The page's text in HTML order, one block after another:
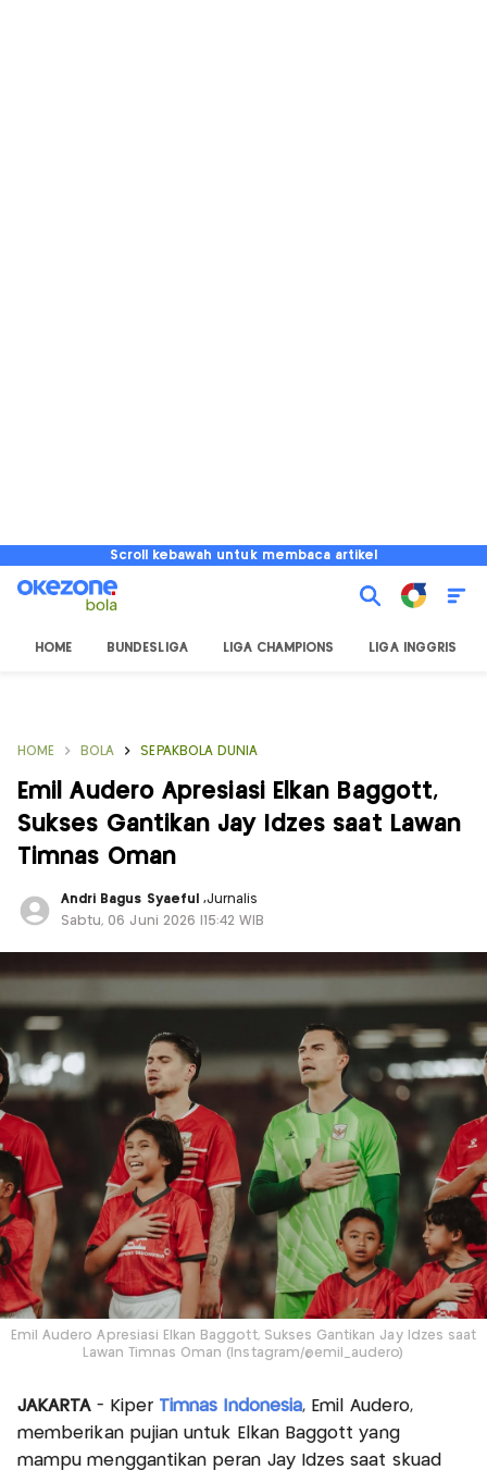
Scroll kebawah untuk membaca artikel
HOME BUNDESLIGA LIGA CHAMPIONS LIGA INGGRIS
HOME BOLA SEPAKBOLA DUNIA
Emil Audero Apresiasi Elkan Baggott,
Sukses Gantikan Jay Idzes saat Lawan
Timnas Oman
Andri Bagus Syaeful ,Jurnalis
Sabtu, 06 Juni 2026 |15:42 WIB
Emil Audero Apresiasi Elkan Baggott, Sukses Gantikan Jay Idzes saat
Lawan Timnas Oman (Instagram/@emil_audero)
JAKARTA- KiperTimnas Indonesia, Emil Audero,
memberikan pujian untuk Elkan Baggott yang
mampu menggantikan peran Jay Idzes saat skuad